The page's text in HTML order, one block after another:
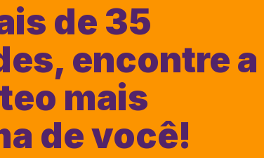
de 35
encontre a
mais
de você!